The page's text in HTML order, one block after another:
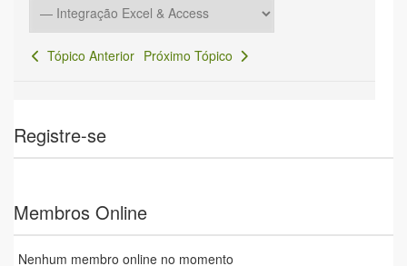
Tópico Anterior Próximo Tópico
Registre-se
Membros Online
Nenhum membro online no momento